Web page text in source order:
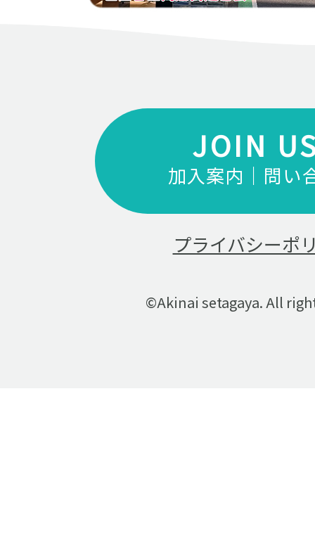
JOIN
加入案内｜問い
プライバシーポ
©Akinai setagaya. All